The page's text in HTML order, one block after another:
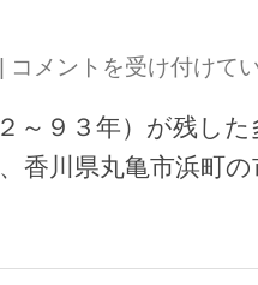
| 創
の
熱、
／
コメントを受け付けて
～９３年）が残し
香川県丸亀市浜町